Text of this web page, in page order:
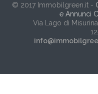
© 2017 Immobilgreen.it-
e Annunci
Via Lago di